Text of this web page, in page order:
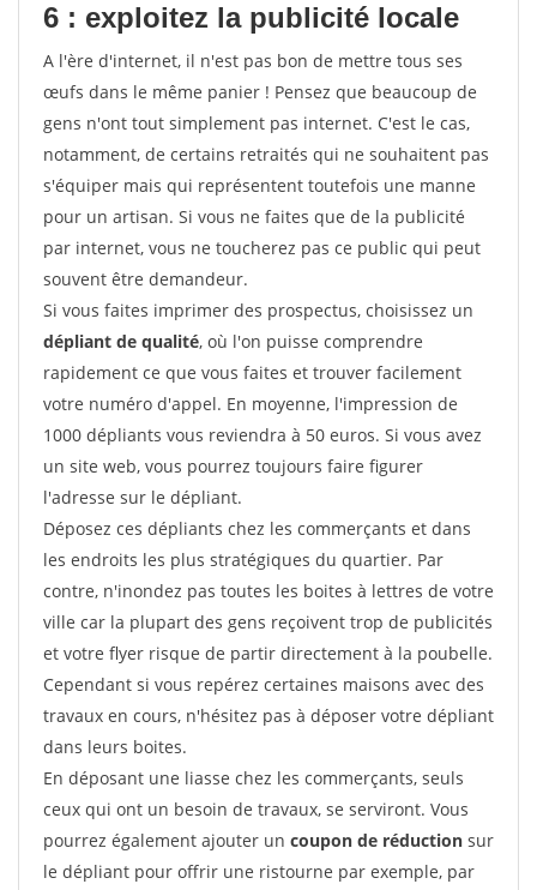
6 : exploitez la publicité locale
A l'ère d'internet, il n'est pas bon de mettre tous ses
œufs dans le même panier ! Pensez que beaucoup de
gens n'ont tout simplement pas internet. C'est le cas,
notamment, de certains retraités qui ne souhaitent pas
s'équiper mais qui représentent toutefois une manne
pour un artisan. Si vous ne faites que de la publicité
par internet, vous ne toucherez pas ce public qui peut
souvent être demandeur.
Si vous faites imprimer des prospectus, choisissez un
dépliant de qualité, où l'on puisse comprendre
rapidement ce que vous faites et trouver facilement
votre numéro d'appel. En moyenne, l'impression de
1000 dépliants vous reviendra à 50 euros. Si vous avez
un site web, vous pourrez toujours faire figurer
l'adresse sur le dépliant.
Déposez ces dépliants chez les commerçants et dans
les endroits les plus stratégiques du quartier. Par
contre, n'inondez pas toutes les boites à lettres de votre
ville car la plupart des gens reçoivent trop de publicités
et votre flyer risque de partir directement à la poubelle.
Cependant si vous repérez certaines maisons avec des
travaux en cours, n'hésitez pas à déposer votre dépliant
dans leurs boites.
En déposant une liasse chez les commerçants, seuls
ceux qui ont un besoin de travaux, se serviront. Vous
pourrez également ajouter un coupon de réduction sur
le dépliant pour offrir une ristourne par exemple, par